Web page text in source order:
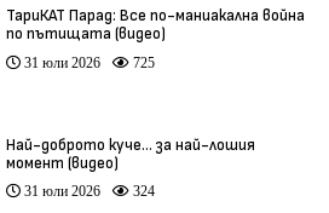
ТариКАТ Парад: Все по-маниакална война
по пътищата (видео)
31 юли 2026 725
Най-доброто куче… за най-лошия
момент (видео)
31 юли 2026 324